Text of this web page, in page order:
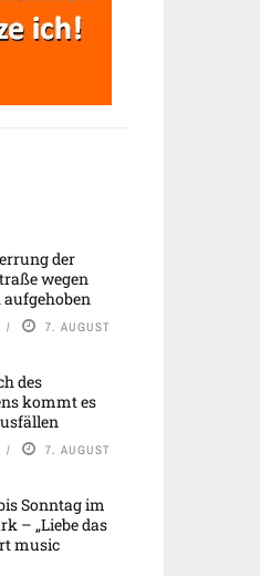
der
wegen
7. AUGUST
des
kommt es
7. AUGUST
Sonntag im
– „Liebe das
music